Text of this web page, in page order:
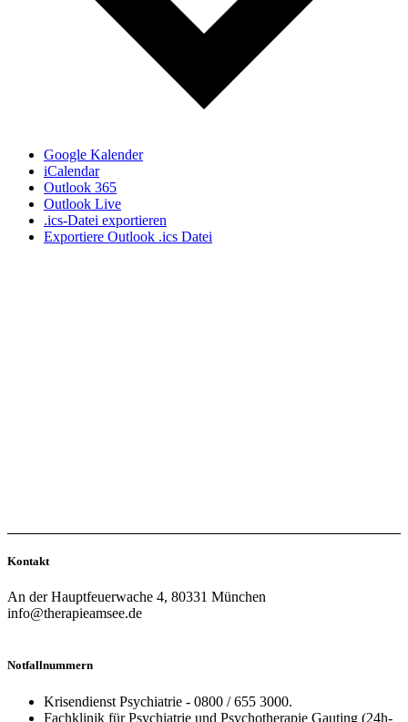
Google Kalender
iCalendar
Outlook 365
Outlook Live
.ics-Datei exportieren
Exportiere Outlook .ics Datei
Kontakt
An der Hauptfeuerwache 4, 80331 München
info@therapieamsee.de
Notfallnummern
Krisendienst Psychiatrie - 0800 / 655 3000.
Fachklinik für Psychiatrie und Psychotherapie Gauting (24h-